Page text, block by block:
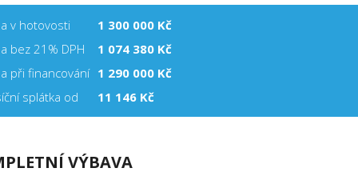
v hotovosti
1 300 000 Kč
bez 21% DPH
1 074 380 Kč
při financování 1 290 000 Kč
splátka od
11 146 Kč
VÝBAVA